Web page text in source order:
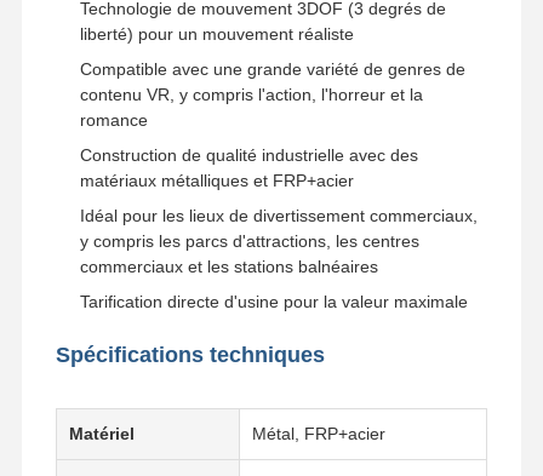
Technologie de mouvement 3DOF (3 degrés de
liberté) pour un mouvement réaliste
Compatible avec une grande variété de genres de
contenu VR, y compris l'action, l'horreur et la
romance
Construction de qualité industrielle avec des
matériaux métalliques et FRP+acier
Idéal pour les lieux de divertissement commerciaux,
y compris les parcs d'attractions, les centres
commerciaux et les stations balnéaires
Tarification directe d'usine pour la valeur maximale
Spécifications techniques
Matériel Métal, FRP+acier